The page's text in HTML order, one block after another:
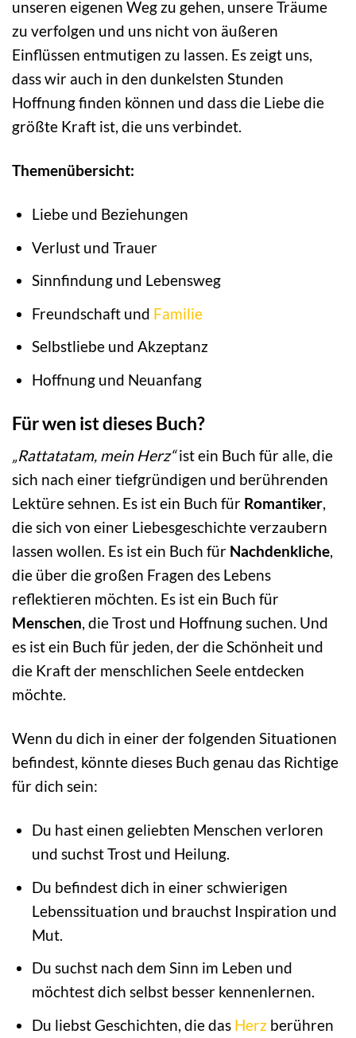
unseren eigenen Weg zu gehen, unsere Träume
zu verfolgen und uns nicht von äußeren
Einflüssen entmutigen zu lassen. Es zeigt uns,
dass wir auch in den dunkelsten Stunden
Hoffnung finden können und dass die Liebe die
größte Kraft ist, die uns verbindet.
Themenübersicht:
Liebe und Beziehungen
Verlust und Trauer
Sinnfindung und Lebensweg
Freundschaft und Familie
Selbstliebe und Akzeptanz
Hoffnung und Neuanfang
Für wen ist dieses Buch?
„Rattatatam, mein Herz“ist ein Buch für alle, die
sich nach einer tiefgründigen und berührenden
Lektüre sehnen. Es ist ein Buch für Romantiker,
die sich von einer Liebesgeschichte verzaubern
lassen wollen. Es ist ein Buch für Nachdenkliche,
die über die großen Fragen des Lebens
reflektieren möchten. Es ist ein Buch für
Menschen, die Trost und Hoffnung suchen. Und
es ist ein Buch für jeden, der die Schönheit und
die Kraft der menschlichen Seele entdecken
möchte.
Wenn du dich in einer der folgenden Situationen
befindest, könnte dieses Buch genau das Richtige
für dich sein:
Du hast einen geliebten Menschen verloren
und suchst Trost und Heilung.
Du befindest dich in einer schwierigen
Lebenssituation und brauchst Inspiration und
Mut.
Du suchst nach dem Sinn im Leben und
möchtest dich selbst besser kennenlernen.
Du liebst Geschichten, die das Herzberühren